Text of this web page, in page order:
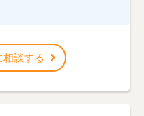
相談する